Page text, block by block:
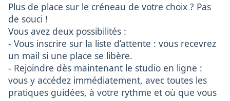
Plus de place sur le créneau de votre choix ? Pas
de souci !
Vous avez deux possibilités :
- Vous inscrire sur la liste d’attente : vous recevrez
un mail si une place se libère.
- Rejoindre dès maintenant le studio en ligne :
vous y accédez immédiatement, avec toutes les
pratiques guidées, à votre rythme et où que vous